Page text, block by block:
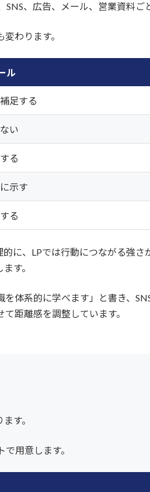
、広告、メール、営業資料ご
わります。
ル
足する
い
る
示す
る
に、LPでは行動につながる強
す。
体系的に学べます」と書き、
距離感を調整しています。
す。
用意します。